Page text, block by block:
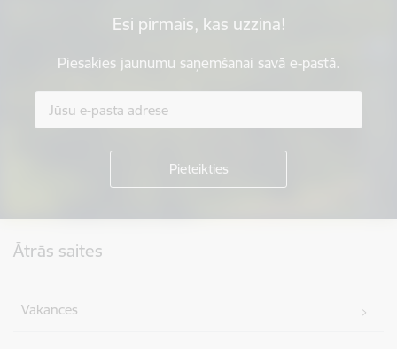
Esi pirmais, kas uzzina!
Piesakies jaunumu saņemšanai savā e-pastā.
Ātrās saites
Vakances